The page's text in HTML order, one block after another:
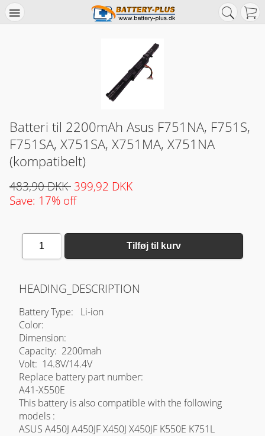
Batteri til 2200mAh Asus F751NA, F751S,
F751SA, X751SA, X751MA, X751NA
(kompatibelt)
483,90 DKK 399,92 DKK
Save: 17% off
1 Tilføj til kurv
HEADING_DESCRIPTION
Battery Type: Li-ion
Color:
Dimension:
Capacity: 2200mah
Volt: 14.8V/14.4V
Replace battery part number:
A41-X550E
This battery is also compatible with the following
models :
ASUS A450J A450JF X450J X450JF K550E K751L